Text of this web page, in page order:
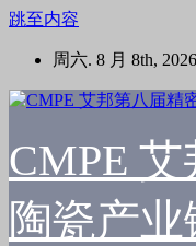
跳至内容
周六. 8 月 8th, 2026
CMPE
陶瓷产